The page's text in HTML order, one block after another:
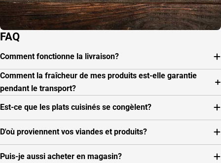
FAQ
Comment fonctionne la livraison?
Comment la fraîcheur de mes produits est-elle garantie
pendant le transport?
Est-ce que les plats cuisinés se congèlent?
D'où proviennent vos viandes et produits?
Puis-je aussi acheter en magasin?